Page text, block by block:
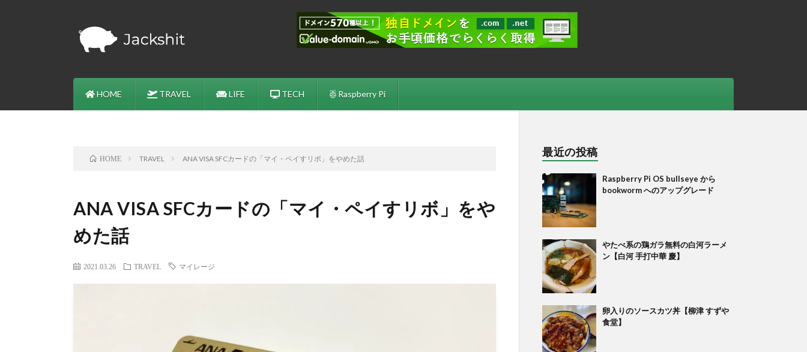
HOME TRAVEL LIFE TECH Raspberry Pi
HOME TRAVEL ANA VISA SFCカードの「マイ・ペイすリボ」をやめた話
ANA VISA SFCカードの「マイ・ペイすリボ」をや
めた話
2021.03.26 TRAVEL マイレージ
最近の投稿
Raspberry Pi OS bullseye から
bookworm へのアップグレード
やたべ系の鶏ガラ無料の白河ラーメ
ン【白河 手打中華 慶】
卵入りのソースカツ丼【柳津 すずや
食堂】